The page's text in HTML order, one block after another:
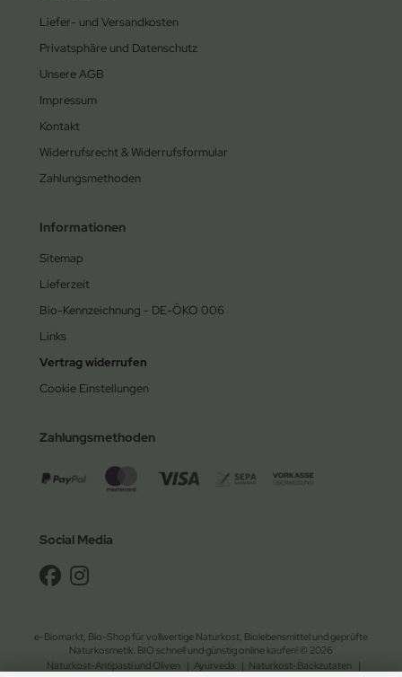
Liefer- und Versandkosten
Privatsphäre und Datenschutz
Unsere AGB
Impressum
Kontakt
Widerrufsrecht & Widerrufsformular
Zahlungsmethoden
Informationen
Sitemap
Lieferzeit
Bio-Kennzeichnung - DE-ÖKO 006
Links
Vertrag widerrufen
Cookie Einstellungen
Zahlungsmethoden
Social Media
e-Biomarkt, Bio-Shop für vollwertige Naturkost, Biolebensmittel und geprüfte
Naturkosmetik. BIO schnell und günstig online kaufen! © 2026
Naturkost-Antipasti und Oliven
| Ayurveda | Naturkost-Backzutaten |